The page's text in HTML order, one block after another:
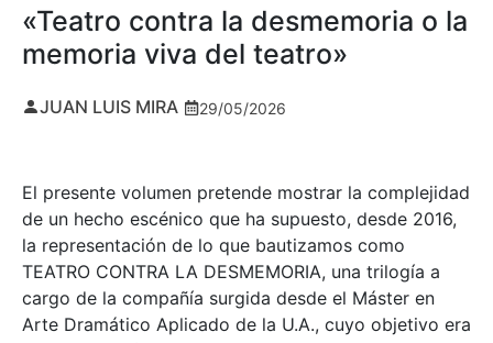
«Teatro contra la desmemoria o la
memoria viva del teatro»
JUAN LUIS MIRA 29/05/2026
El presente volumen pretende mostrar la complejidad
de un hecho escénico que ha supuesto, desde 2016,
la representación de lo que bautizamos como
TEATRO CONTRA LA DESMEMORIA, una trilogía a
cargo de la compañía surgida desde el Máster en
Arte Dramático Aplicado de la U.A., cuyo objetivo era